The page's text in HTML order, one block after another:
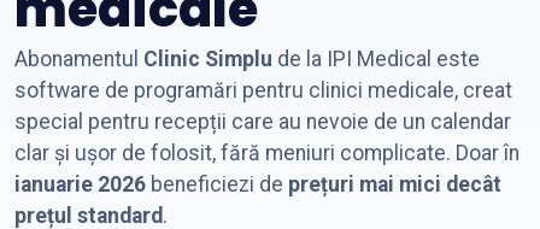
Abonamentul Clinic Simplu de la IPI Medical este
software de programări pentru clinici medicale, creat
special pentru recepții care au nevoie de un calendar
clar și ușor de folosit, fără meniuri complicate. Doar în
ianuarie 2026 beneficiezi de prețuri mai mici decât
prețul standard.